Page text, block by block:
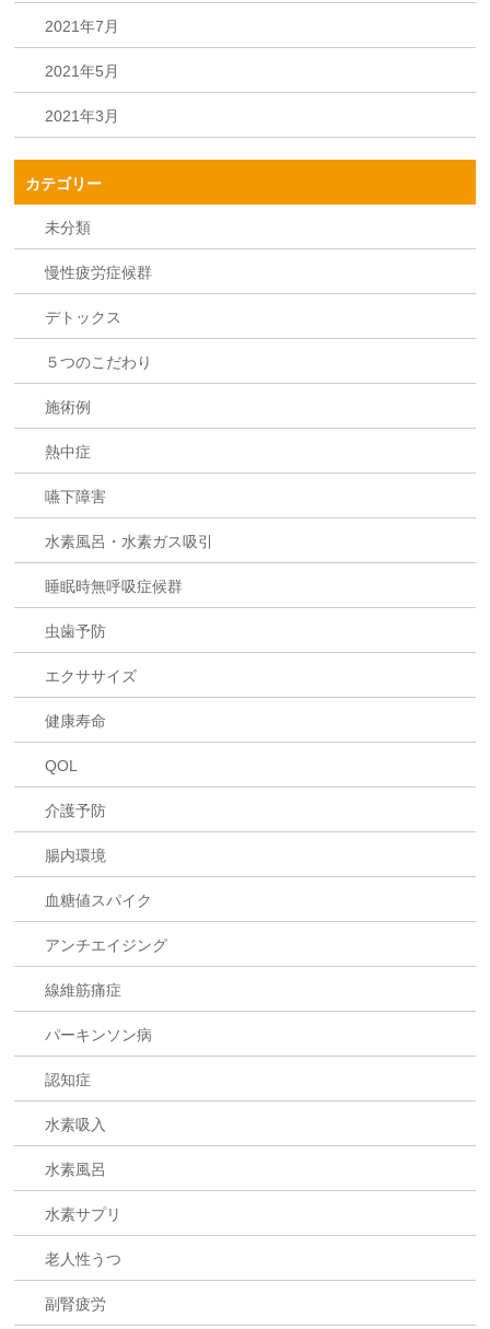
2021年7月
2021年5月
2021年3月
カテゴリー
未分類
慢性疲労症候群
デトックス
５つのこだわり
施術例
熱中症
嚥下障害
水素風呂・水素ガス吸引
睡眠時無呼吸症候群
虫歯予防
エクササイズ
健康寿命
QOL
介護予防
腸内環境
血糖値スパイク
アンチエイジング
線維筋痛症
パーキンソン病
認知症
水素吸入
水素風呂
水素サプリ
老人性うつ
副腎疲労